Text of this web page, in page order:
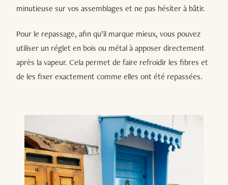
minutieuse sur vos assemblages et ne pas hésiter à bâtir.
Pour le repassage, afin qu’il marque mieux, vous pouvez
utiliser un réglet en bois ou métal à apposer directement
après la vapeur. Cela permet de faire refroidir les fibres et
de les fixer exactement comme elles ont été repassées.